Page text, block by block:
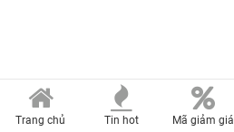
Trang chủ Tin hot Mã giảm giá